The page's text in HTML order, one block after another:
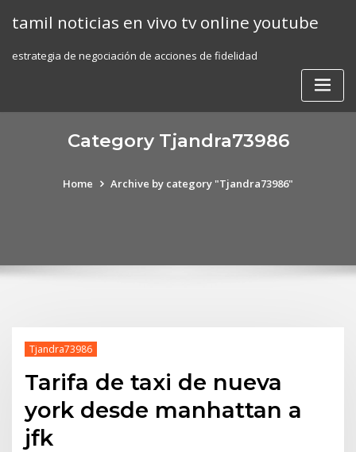
tamil noticias en vivo tv online youtube
estrategia de negociación de acciones de fidelidad
Category Tjandra73986
Home Archive by category "Tjandra73986"
Tjandra73986
Tarifa de taxi de nueva
york desde manhattan a
jfk